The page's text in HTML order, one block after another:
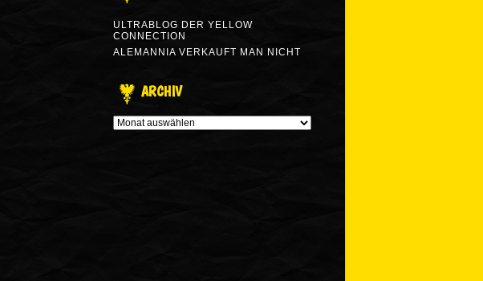
ULTRABLOG DER YELLOW
CONNECTION
ALEMANNIA VERKAUFT MAN NICHT
ARCHIV
ARCHIV